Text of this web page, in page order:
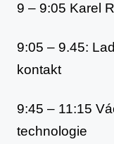
9 – 9:05 Karel
9:05 – 9.45:
kontakt
9:45 – 11:15
technologie